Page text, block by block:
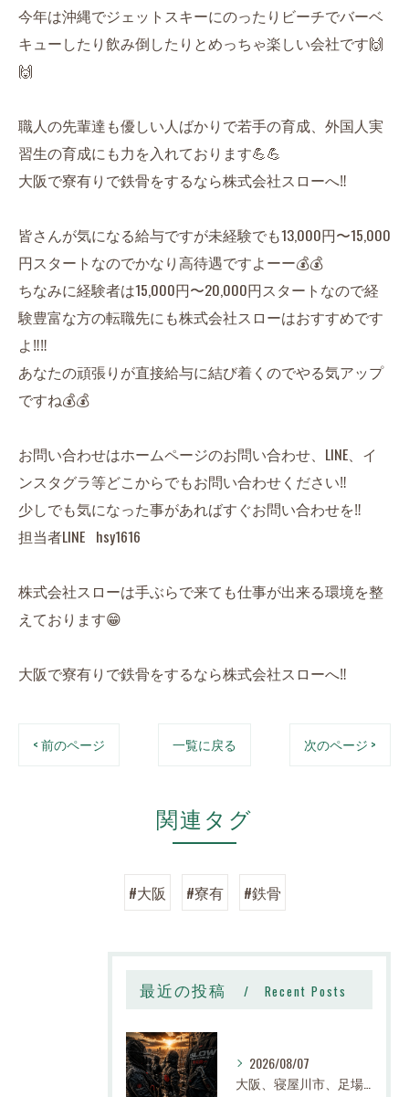
今年は沖縄でジェットスキーにのったりビーチでバーベ
キューしたり飲み倒したりとめっちゃ楽しい会社です🙌
🙌
職人の先輩達も優しい人ばかりで若手の育成、外国人実
習生の育成にも力を入れております💪💪
大阪で寮有りで鉄骨をするなら株式会社スローへ‼️
皆さんが気になる給与ですが未経験でも13,000円〜15,000
円スタートなのでかなり高待遇ですよーー💰💰
ちなみに経験者は15,000円〜20,000円スタートなので経
験豊富な方の転職先にも株式会社スローはおすすめです
よ‼️‼️
あなたの頑張りが直接給与に結び着くのでやる気アップ
ですね💰💰
お問い合わせはホームページのお問い合わせ、LINE、イ
ンスタグラ等どこからでもお問い合わせください‼️
少しでも気になった事があればすぐお問い合わせを‼️
担当者LINE hsy1616
株式会社スローは手ぶらで来ても仕事が出来る環境を整
えております😁
大阪で寮有りで鉄骨をするなら株式会社スローへ‼️
< 前のページ 一覧に戻る 次のページ >
関連タグ
#大阪 #寮有 #鉄骨
最近の投稿 Recent Posts
2026/08/07